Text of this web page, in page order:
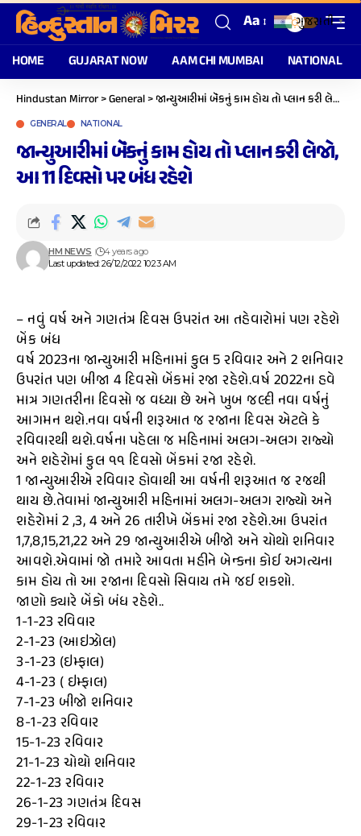
Aa
HOME GUJARAT NOW AAM CHI MUMBAI NATIONAL
Hindustan Mirror>General>જાન્યુઆરીમાં બૅંકનું કામ હોય તો પ્લાન કરી લેજો, આ 11 દિવસો પર બંધ રહેશે
GENERAL NATIONAL
જાન્યુઆરીમાં બૅંકનું કામ હોય તો પ્લાન કરી લેજો,
આ 11 દિવસો પર બંધ રહેશે
Last updated: 26/12/2022 10:23 AM
HM NEWS 4 years ago
– નવું વર્ષ અને ગણતંત્ર દિવસ ઉપરાંત આ તહેવારોમાં પણ રહેશે
બેંક બંધ
વર્ષ 2023ના જાન્યુઆરી મહિનામાં કુલ 5 રવિવાર અને 2 શનિવાર
ઉપરાંત પણ બીજા 4 દિવસો બેંકમાં રજા રહેશે.વર્ષ 2022ના હવે
માત્ર ગણતરીના દિવસો જ વધ્યા છે અને ખુબ જલ્દી નવા વર્ષનું
આગમન થશે.નવા વર્ષની શરૂઆત જ રજાના દિવસ એટલે કે
રવિવારથી થશે.વર્ષના પહેલા જ મહિનામાં અલગ-અલગ રાજ્યો
અને શહેરોમાં કુલ ૧૧ દિવસો બેંકમાં રજા રહેશે.
1 જાન્યુઆરીએ રવિવાર હોવાથી આ વર્ષની શરૂઆત જ રજથી
થાય છે.તેવામાં જાન્યુઆરી મહિનામાં અલગ-અલગ રાજ્યો અને
શહેરોમાં 2 ,3, 4 અને 26 તારીખે બેંકમાં રજા રહેશે.આ ઉપરાંત
1,7,8,15,21,22 અને 29 જાન્યુઆરીએ બીજો અને ચોથો શનિવાર
આવશે.એવામાં જો તમારે આવતા મહીને બેન્કના કોઈ અગત્યના
કામ હોય તો આ રજાના દિવસો સિવાય તમે જઈ શકશો.
જાણો ક્યારે બેંકો બંધ રહેશે..
1-1-23 રવિવાર
2-1-23 (આઇઝોલ)
3-1-23 (ઇમ્ફાલ)
4-1-23 ( ઇમ્ફાલ)
7-1-23 બીજો શનિવાર
8-1-23 રવિવાર
15-1-23 રવિવાર
21-1-23 ચોથો શનિવાર
22-1-23 રવિવાર
26-1-23 ગણતંત્ર દિવસ
29-1-23 રવિવાર
ગુજરાતી ▼